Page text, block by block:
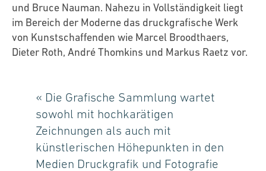
und Bruce Nauman. Nahezu in Vollständigkeit liegt
im Bereich der Moderne das druckgrafische Werk
von Kunstschaffenden wie Marcel Broodthaers,
Dieter Roth, André Thomkins und Markus Raetz vor.
« Die Grafische Sammlung wartet
sowohl mit hochkarätigen
Zeichnungen als auch mit
künstlerischen Höhepunkten in den
Medien Druckgrafik und Fotografie